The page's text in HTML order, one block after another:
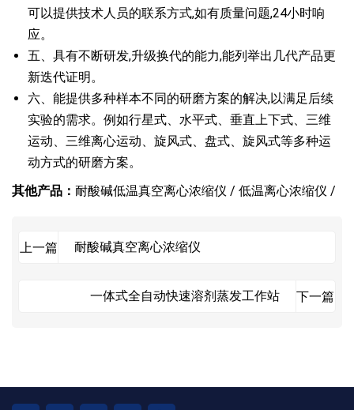
可以提供技术人员的联系方式,如有质量问题,24小时响
应。
五、具有不断研发,升级换代的能力,能列举出几代产品更
新迭代证明。
六、能提供多种样本不同的研磨方案的解决,以满足后续
实验的需求。例如行星式、水平式、垂直上下式、三维
运动、三维离心运动、旋风式、盘式、旋风式等多种运
动方式的研磨方案。
其他产品： 耐酸碱低温真空离心浓缩仪 / 低温离心浓缩仪 /
上一篇 耐酸碱真空离心浓缩仪
一体式全自动快速溶剂蒸发工作站 下一篇